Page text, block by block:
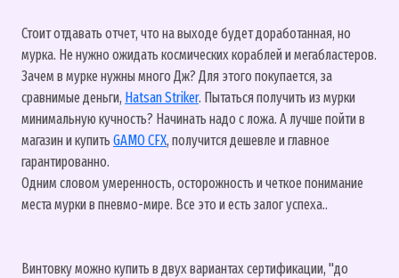
Стоит отдавать отчет, что на выходе будет доработанная, но
мурка. Не нужно ожидать космических кораблей и мегабластеров.
Зачем в мурке нужны много Дж? Для этого покупается, за
сравнимые деньги, Hatsan Striker. Пытаться получить из мурки
минимальную кучность? Начинать надо с ложа. А лучше пойти в
магазин и купить GAMO CFX, получится дешевле и главное
гарантированно.
Одним словом умеренность, осторожность и четкое понимание
места мурки в пневмо-мире. Все это и есть залог успеха..
Винтовку можно купить в двух вариантах сертификации, "до